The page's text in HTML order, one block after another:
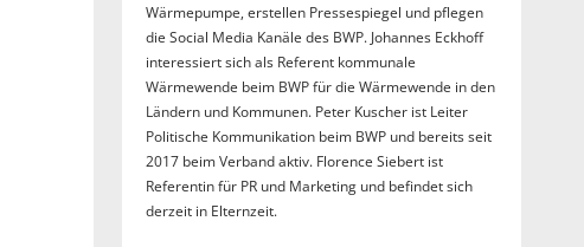
Wärmepumpe, erstellen Pressespiegel und pflegen
die Social Media Kanäle des BWP. Johannes Eckhoff
interessiert sich als Referent kommunale
Wärmewende beim BWP für die Wärmewende in den
Ländern und Kommunen. Peter Kuscher ist Leiter
Politische Kommunikation beim BWP und bereits seit
2017 beim Verband aktiv. Florence Siebert ist
Referentin für PR und Marketing und befindet sich
derzeit in Elternzeit.